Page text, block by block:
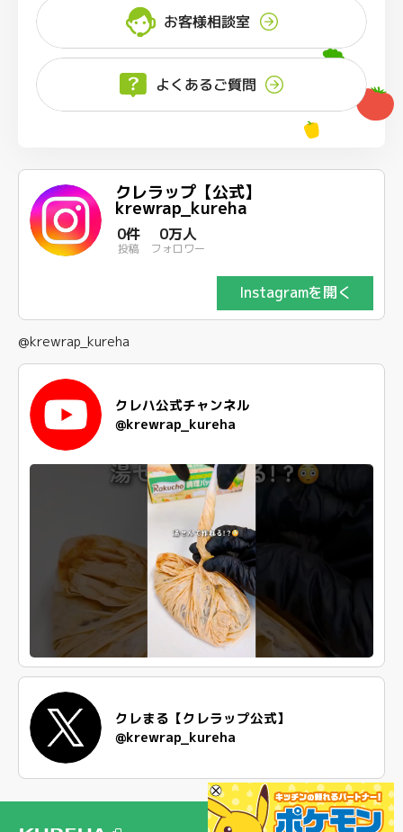
お客様相談室
よくあるご質問
クレラップ【公式】
krewrap_kureha
0件
投稿
0万人
フォロワー
Instagramを開く
@krewrap_kureha
クレハ公式チャンネル
@krewrap_kureha
クレまる【クレラップ公式】
@krewrap_kureha